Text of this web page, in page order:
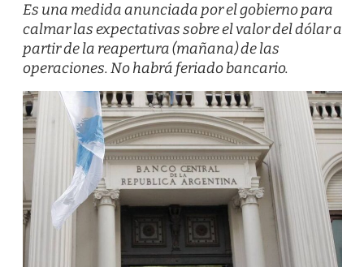
Es una medida anunciada por el gobierno para
calmar las expectativas sobre el valor del dólar a
partir de la reapertura (mañana) de las
operaciones. No habrá feriado bancario.